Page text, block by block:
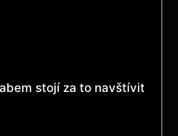
stojí za to navštívit